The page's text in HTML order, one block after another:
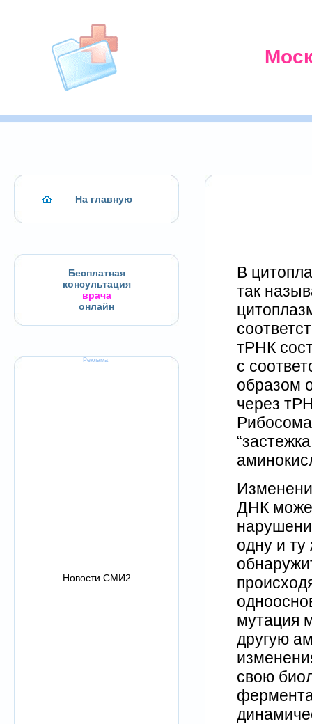
На главную
Бесплатная
консультация
врача
онлайн
Реклама:
Новости СМИ2
В
так
тРНК
с
образом
через
ДНК
одну и
мутация
другую
свою